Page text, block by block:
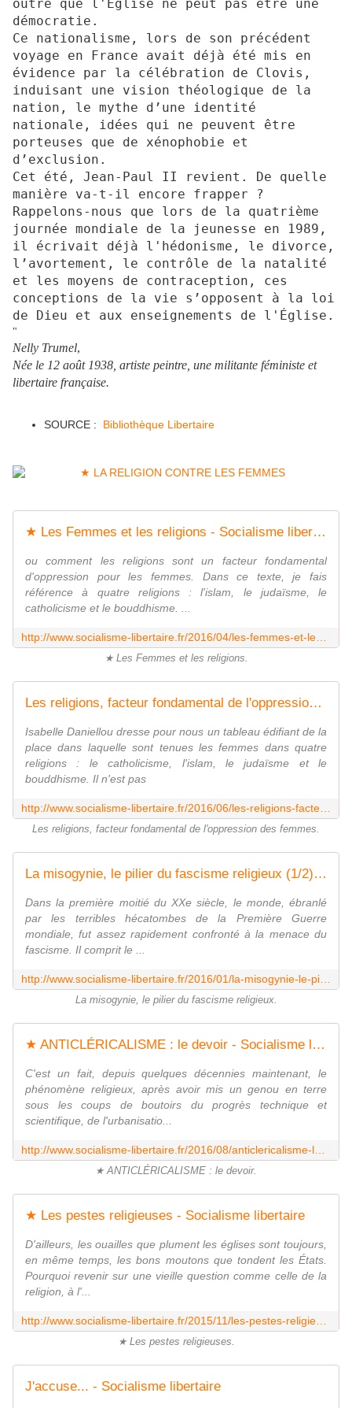
outre que l'Église ne peut pas être une
démocratie.
Ce nationalisme, lors de son précédent
voyage en France avait déjà été mis en
évidence par la célébration de Clovis,
induisant une vision théologique de la
nation, le mythe d’une identité
nationale, idées qui ne peuvent être
porteuses que de xénophobie et
d’exclusion.
Cet été, Jean-Paul II revient. De quelle
manière va-t-il encore frapper ?
Rappelons-nous que lors de la quatrième
journée mondiale de la jeunesse en 1989,
il écrivait déjà l'hédonisme, le divorce,
l’avortement, le contrôle de la natalité
et les moyens de contraception, ces
conceptions de la vie s’opposent à la loi
de Dieu et aux enseignements de l'Église.
"
Nelly Trumel,
Née le 12 août 1938, artiste peintre, une militante féministe et
libertaire française.
SOURCE : Bibliothèque Libertaire
★ Les Femmes et les religions - Socialisme libertaire
ou comment les religions sont un facteur fondamental
d'oppression pour les femmes. Dans ce texte, je fais
référence à quatre religions : l'islam, le judaïsme, le
catholicisme et le bouddhisme. ...
★ Les Femmes et les religions.
Les religions, facteur fondamental de l'oppression des femmes - Socialisme libertaire
Isabelle Daniellou dresse pour nous un tableau édifiant de la
place dans laquelle sont tenues les femmes dans quatre
religions : le catholicisme, l'islam, le judaïsme et le
bouddhisme. Il n'est pas
Les religions, facteur fondamental de l'oppression des femmes.
La misogynie, le pilier du fascisme religieux (1/2) - Socialisme libertaire
Dans la première moitié du XXe siècle, le monde, ébranlé
par les terribles hécatombes de la Première Guerre
mondiale, fut assez rapidement confronté à la menace du
fascisme. Il comprit le ...
La misogynie, le pilier du fascisme religieux.
★ ANTICLÉRICALISME : le devoir - Socialisme libertaire
C'est un fait, depuis quelques décennies maintenant, le
phénomène religieux, après avoir mis un genou en terre
sous les coups de boutoirs du progrès technique et
scientifique, de l'urbanisatio...
★ ANTICLÉRICALISME : le devoir.
★ Les pestes religieuses - Socialisme libertaire
D'ailleurs, les ouailles que plument les églises sont toujours,
en même temps, les bons moutons que tondent les États.
Pourquoi revenir sur une vieille question comme celle de la
religion, à l'...
★ Les pestes religieuses.
J'accuse... - Socialisme libertaire